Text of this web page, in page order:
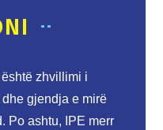
zhvillimi i
gjendja e mirë
Po ashtu, IPE merr